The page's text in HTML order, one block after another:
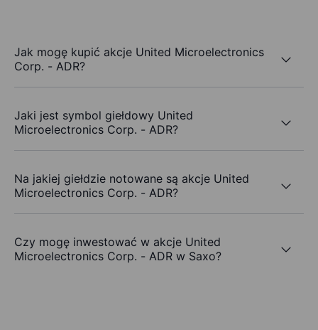
Jak mogę kupić akcje United Microelectronics
Corp. - ADR?
Jaki jest symbol giełdowy United
Microelectronics Corp. - ADR?
Na jakiej giełdzie notowane są akcje United
Microelectronics Corp. - ADR?
Czy mogę inwestować w akcje United
Microelectronics Corp. - ADR w Saxo?